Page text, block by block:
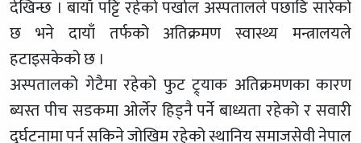
देखिन्छ । बायाँ पट्टि रहेको पर्खाल अस्पतालले पछाडि सारेको
छ भने दायाँ तर्फको अतिक्रमण स्वास्थ्य मन्त्रालयले
हटाइसकेको छ ।
अस्पतालको गेटैमा रहेको फुट ट्र्याक अतिक्रमणका कारण
ब्यस्त पीच सडकमा ओर्लेर हिड्नै पर्ने बाध्यता रहेको र सवारी
दुर्घटनामा पर्न सकिने जोखिम रहेको स्थानिय समाजसेवी नेपाल